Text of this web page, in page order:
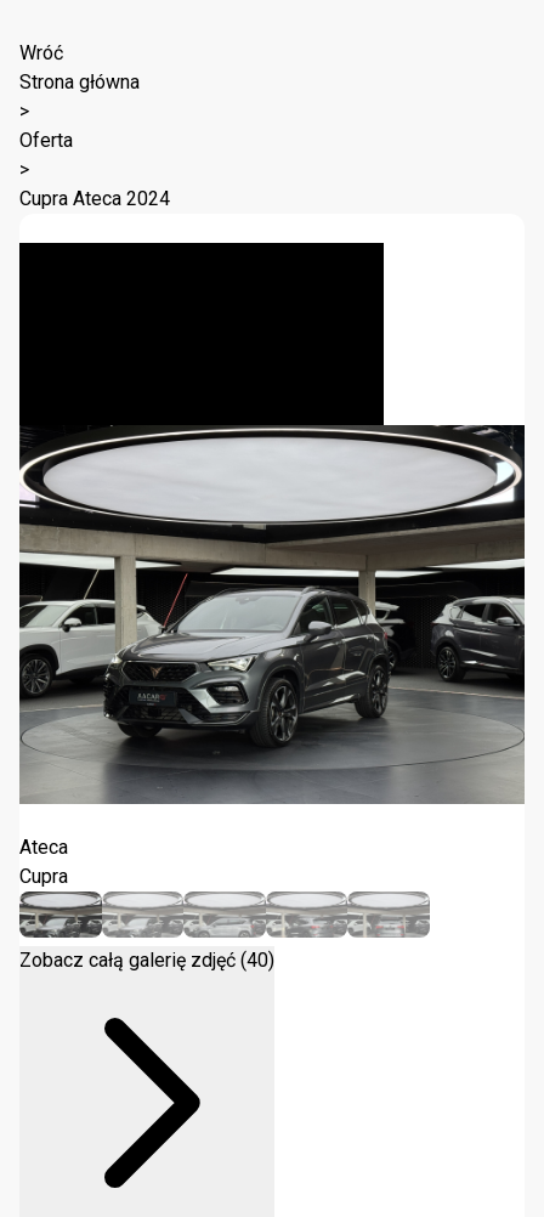
Wróć
Strona główna
>
Oferta
>
Cupra Ateca 2024
Cupra Ateca 1.5 TSI DSG 2024
Ateca
Cupra
Zobacz całą galerię zdjęć (40)